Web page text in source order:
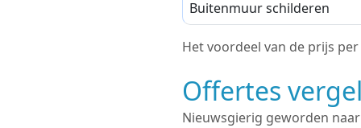
Buitenmuur schilderen
Het voordeel van de prijs
Offertes
Nieuwsgierig geworden